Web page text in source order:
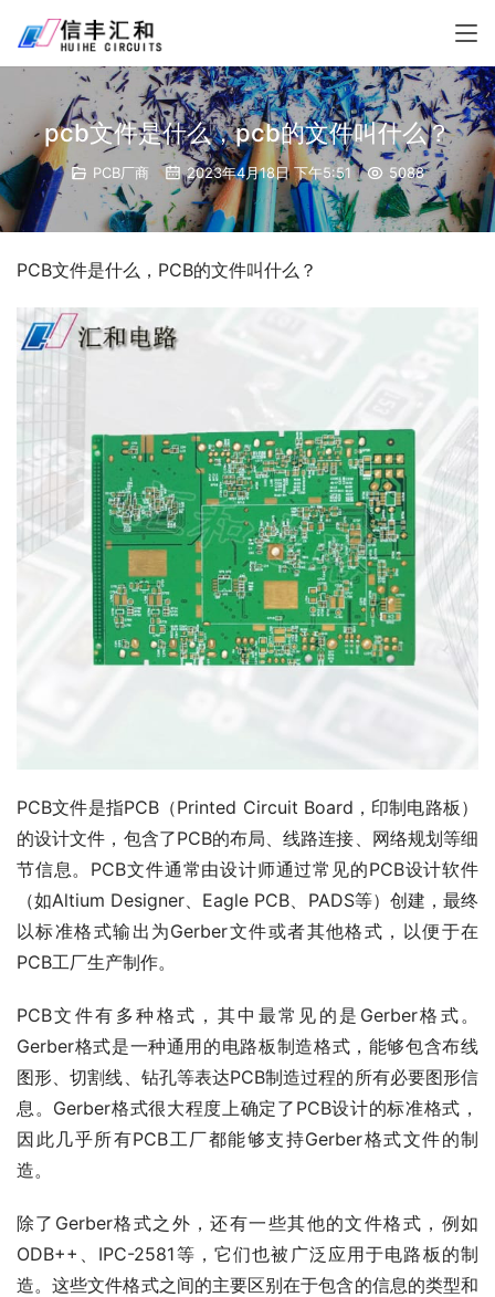
pcb文件是什么，pcb的文件叫什么？
PCB厂商 2023年4月18日 下午5:51 5088
PCB文件是什么，PCB的文件叫什么？
PCB文件是指PCB（Printed Circuit Board，印制电路板）
的设计文件，包含了PCB的布局、线路连接、网络规划等细
节信息。PCB文件通常由设计师通过常见的PCB设计软件
（如Altium Designer、Eagle PCB、PADS等）创建，最终
以标准格式输出为Gerber文件或者其他格式，以便于在
PCB工厂生产制作。
PCB文件有多种格式，其中最常见的是Gerber格式。
Gerber格式是一种通用的电路板制造格式，能够包含布线
图形、切割线、钻孔等表达PCB制造过程的所有必要图形信
息。Gerber格式很大程度上确定了PCB设计的标准格式，
因此几乎所有PCB工厂都能够支持Gerber格式文件的制
造。
除了Gerber格式之外，还有一些其他的文件格式，例如
ODB++、IPC-2581等，它们也被广泛应用于电路板的制
造。这些文件格式之间的主要区别在于包含的信息的类型和